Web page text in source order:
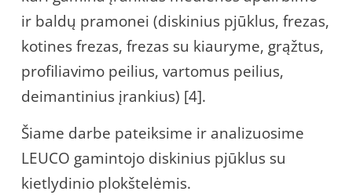
ir baldų pramonei (diskinius pjūklus, frezas,
kotines frezas, frezas su kiauryme, grąžtus,
profiliavimo peilius, vartomus peilius,
deimantinius įrankius) [4].
Šiame darbe pateiksime ir analizuosime
LEUCO gamintojo diskinius pjūklus su
kietlydinio plokštelėmis.